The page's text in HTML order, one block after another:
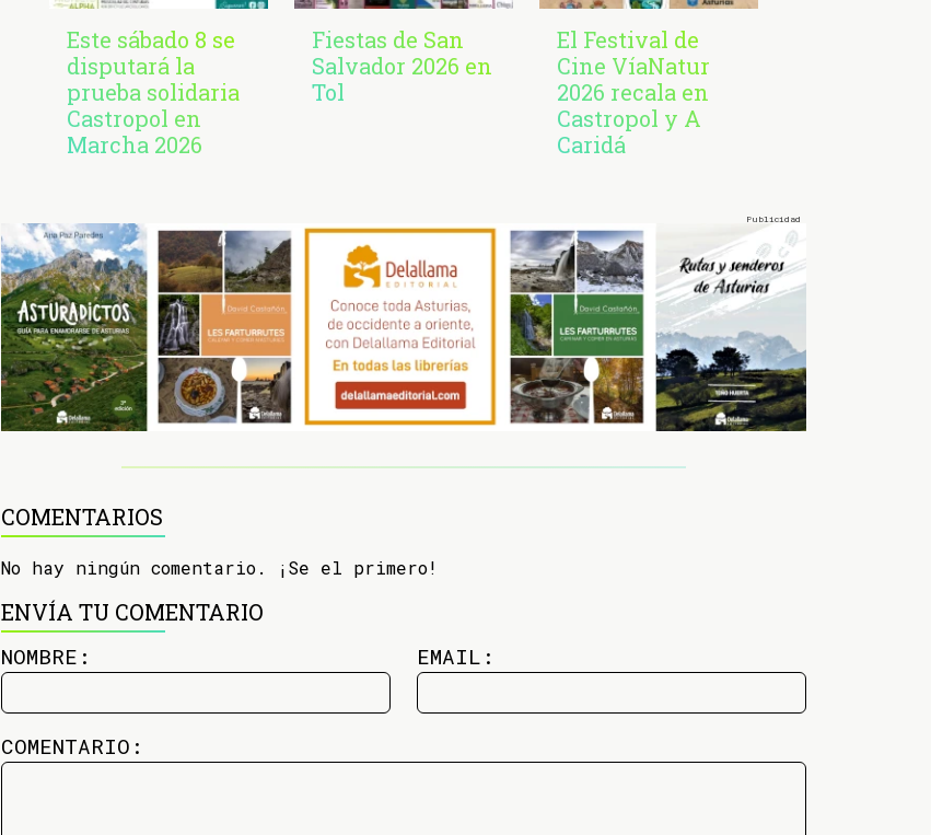
Este sábado 8 se
disputará la
prueba solidaria
Castropol en
Marcha 2026
Fiestas de San
Salvador 2026 en
Tol
El Festival de
Cine VíaNatur
2026 recala en
Castropol y A
Caridá
COMENTARIOS
No hay ningún comentario. ¡Se el primero!
ENVÍA TU COMENTARIO
NOMBRE: EMAIL:
COMENTARIO: